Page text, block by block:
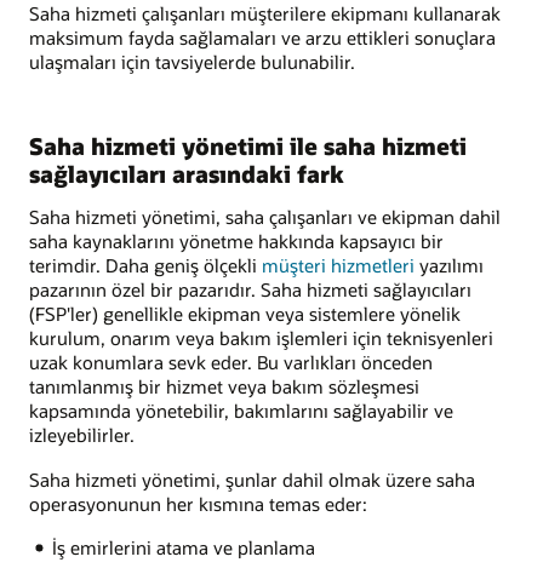
Saha hizmeti çalışanları müşterilere ekipmanı kullanarak
maksimum fayda sağlamaları ve arzu ettikleri sonuçlara
ulaşmaları için tavsiyelerde bulunabilir.
Saha hizmeti yönetimi ile saha hizmeti
sağlayıcıları arasındaki fark
Saha hizmeti yönetimi, saha çalışanları ve ekipman dahil
saha kaynaklarını yönetme hakkında kapsayıcı bir
terimdir. Daha geniş ölçekli müşteri hizmetleri yazılımı
pazarının özel bir pazarıdır. Saha hizmeti sağlayıcıları
(FSP'ler) genellikle ekipman veya sistemlere yönelik
kurulum, onarım veya bakım işlemleri için teknisyenleri
uzak konumlara sevk eder. Bu varlıkları önceden
tanımlanmış bir hizmet veya bakım sözleşmesi
kapsamında yönetebilir, bakımlarını sağlayabilir ve
izleyebilirler.
Saha hizmeti yönetimi, şunlar dahil olmak üzere saha
operasyonunun her kısmına temas eder:
İş emirlerini atama ve planlama